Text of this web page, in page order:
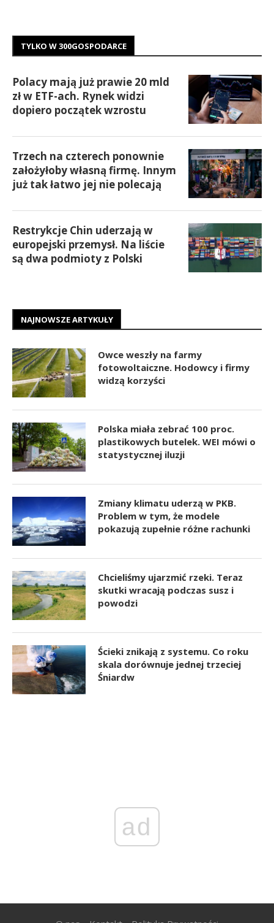
TYLKO W 300GOSPODARCE
Polacy mają już prawie 20 mld
zł w ETF-ach. Rynek widzi
dopiero początek wzrostu
Trzech na czterech ponownie
założyłoby własną firmę. Innym
już tak łatwo jej nie polecają
Restrykcje Chin uderzają w
europejski przemysł. Na liście
są dwa podmioty z Polski
NAJNOWSZE ARTYKUŁY
Owce weszły na farmy
fotowoltaiczne. Hodowcy i firmy
widzą korzyści
Polska miała zebrać 100 proc.
plastikowych butelek. WEI mówi o
statystycznej iluzji
Zmiany klimatu uderzą w PKB.
Problem w tym, że modele
pokazują zupełnie różne rachunki
Chcieliśmy ujarzmić rzeki. Teraz
skutki wracają podczas susz i
powodzi
Ścieki znikają z systemu. Co roku
skala dorównuje jednej trzeciej
Śniardw
ad